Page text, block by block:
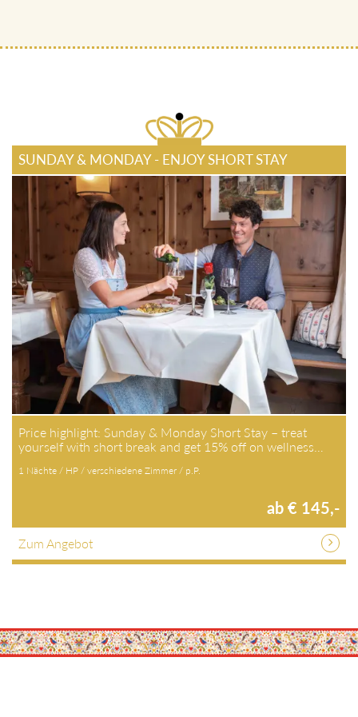
SUNDAY & MONDAY - ENJOY SHORT STAY
Price highlight: Sunday & Monday Short Stay – treat
yourself with short break and get 15% off on wellness…
1 Nächte / HP / verschiedene Zimmer / p.P.
ab € 145,-
Zum Angebot